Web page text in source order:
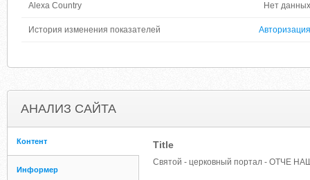
Alexa Country Нет данных
История изменения показателей Авторизация
АНАЛИЗ САЙТА
Контент
Информер
Title
Святой - церковный портал - ОТЧЕ